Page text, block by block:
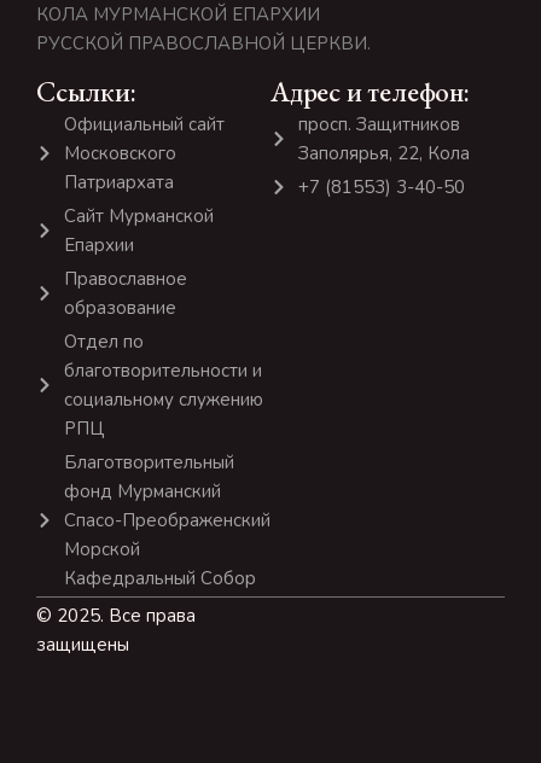
КОЛА МУРМАНСКОЙ ЕПАРХИИ
РУССКОЙ ПРАВОСЛАВНОЙ ЦЕРКВИ.
Ссылки:
Официальный сайт
Московского
Патриархата
Сайт Мурманской
Епархии
Православное
образование
Отдел по
благотворительности и
социальному служению
РПЦ
Благотворительный
фонд Мурманский
Спасо-Преображенский
Морской
Кафедральный Собор
Адрес и телефон:
просп. Защитников
Заполярья, 22, Кола
+7 (81553) 3-40-50
© 2025. Все права
защищены